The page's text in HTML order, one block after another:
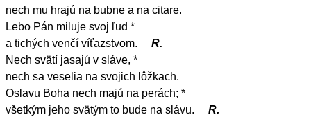
nech mu hrajú na bubne a na citare.
Lebo Pán miluje svoj ľud *
a tichých venčí víťazstvom.
R.
Nech svätí jasajú v sláve, *
nech sa veselia na svojich lôžkach.
Oslavu Boha nech majú na perách; *
všetkým jeho svätým to bude na slávu.
R.